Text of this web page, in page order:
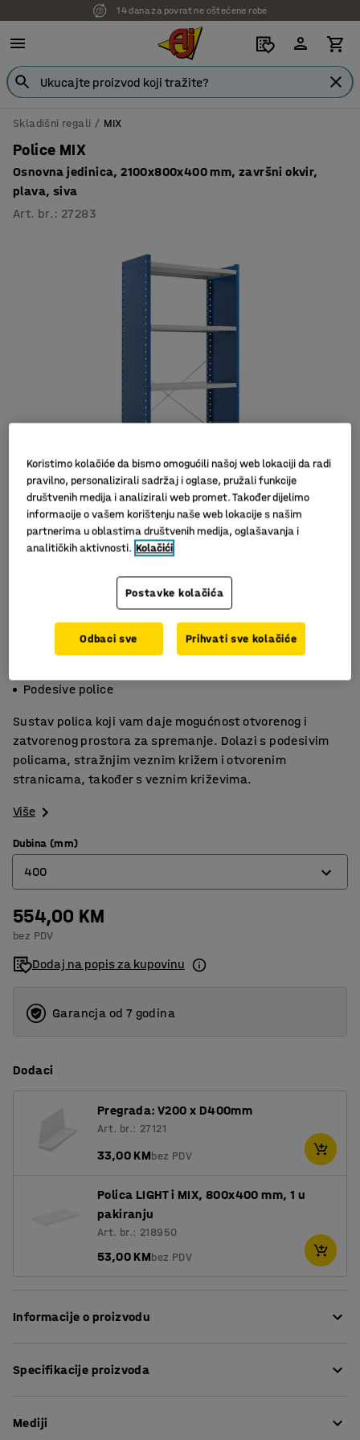
14 dana za povrat ne oštećene robe
7 godina garancije
Skladišni regali MIX
Police MIX
Osnovna jedinica, 2100x800x400 mm, završni okvir,
plava, siva
Art. br. : 27283
Široka ponuda dodataka
Podesive police
Sustav polica koji vam daje mogućnost otvorenog i
zatvorenog prostora za spremanje. Dolazi s podesivim
policama, stražnjim veznim križem i otvorenim
stranicama, također s veznim križevima.
Više
Dubina (mm)
400
400
500
600
554,00 KM
bez PDV
Dodaj na popis za kupovinu
Garancja od 7 godina
Dodaci
Pregrada: V200 x D400mm
Art. br.: 27121
33,00 KMbez PDV
Polica LIGHT i MIX, 800x400 mm, 1 u
pakiranju
Art. br.: 218950
53,00 KMbez PDV
Informacije o proizvodu
nekoliko opcija. Police možete sastaviti prema vlastitim
kao temelj za vaš sustav polica.
Specifikacije proizvoda
Širina
Mediji
Koristimo kolačiće da bismo omogućili našoj web lokaciji da radi
pravilno, personalizirali sadržaj i oglase, pružali funkcije
društvenih medija i analizirali web promet. Također dijelimo
informacije o vašem korištenju naše web lokacije s našim
partnerima u oblastima društvenih medija, oglašavanja i
analitičkih aktivnosti. Kolačići
Postavke kolačića
Odbaci sve Prihvati sve kolačiće